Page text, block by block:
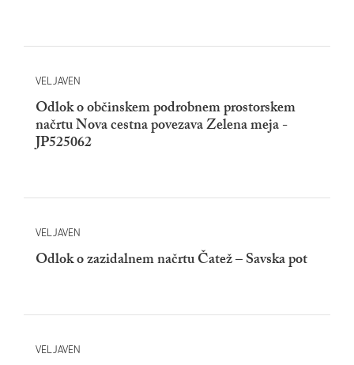
VELJAVEN
Odlok o občinskem podrobnem prostorskem
načrtu Nova cestna povezava Zelena meja -
JP525062
VELJAVEN
Odlok o zazidalnem načrtu Čatež – Savska pot
VELJAVEN